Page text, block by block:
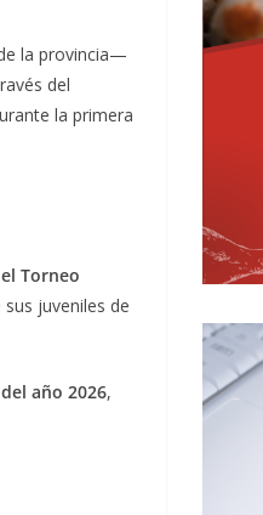
la provincia—
del
la primera
Torneo
juveniles de
año 2026,